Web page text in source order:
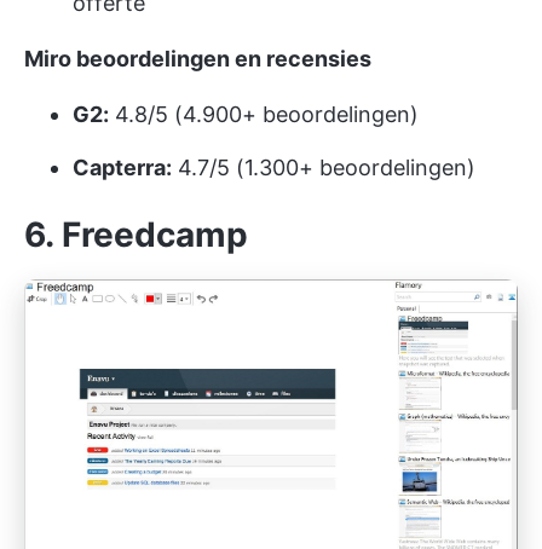
Miro beoordelingen en recensies
G2: 4.8/5 (4.900+ beoordelingen)
Capterra: 4.7/5 (1.300+ beoordelingen)
6. Freedcamp